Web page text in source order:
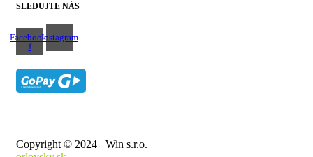
SLEDUJTE NÁS
Facebook-
f
Instagram
Copyright © 2024 Win s.r.o.